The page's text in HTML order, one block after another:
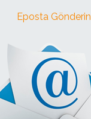
Eposta Gönderin